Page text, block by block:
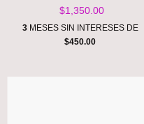
$1,350.00
3MESES SIN INTERESES DE
$450.00